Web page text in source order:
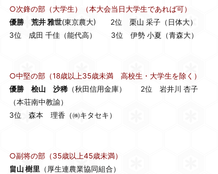
○次鋒の部（大学生）（本大会当日大学生であれば可）
優勝 荒井 雅世(東京農大) 2位 栗山 采子（日体大）
3位 成田 千佳（能代高） 3位 伊勢 小夏（青森大）
○中堅の部（18歳以上35歳未満 高校生・大学生を除く）
優勝 桧山 沙稀（秋田信用金庫） 2位 岩井川 杏子
（本荘南中教諭）
3位 森本 理香（㈱キタセキ）
○副将の部（35歳以上45歳未満）
畠山 樹里（厚生連農業協同組合）